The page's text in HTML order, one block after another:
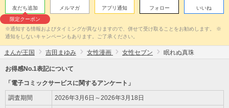
友だち追加
限定クーポン
メルマガ アプリ通知 フォロー いいね
※通知する情報およびタイミングが異なりますので、併せて受け取ることをお勧めします。 ※
通知をしないキャンペーンもあります。ご了承ください。
まんが王国 吉田まゆみ 女性漫画 女性セブン 眠れぬ真珠
お得感No.1表記について
「電子コミックサービスに関するアンケート」
調査期間 2026年3月6日～2026年3月18日